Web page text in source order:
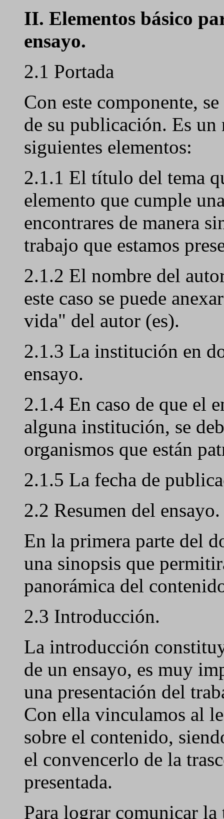
II. Elementos básico
ensayo.
2.1 Portada
Con este componente,
de su publicación. Es
siguientes elementos:
2.1.1 El título del tema
elemento que cumple
encontrares de manera
trabajo que estamos
2.1.2 El nombre del
este caso se puede
vida" del autor (es).
2.1.3 La institución en
ensayo.
2.1.4 En caso de que el
alguna institución, se
organismos que están
2.1.5 La fecha de
2.2 Resumen del ensayo.
En la primera parte del
una sinopsis que
panorámica del
2.3 Introducción.
La introducción
de un ensayo, es muy
una presentación del
Con ella vinculamos al
sobre el contenido,
el convencerlo de la
presentada.
Para lograr comunicar la